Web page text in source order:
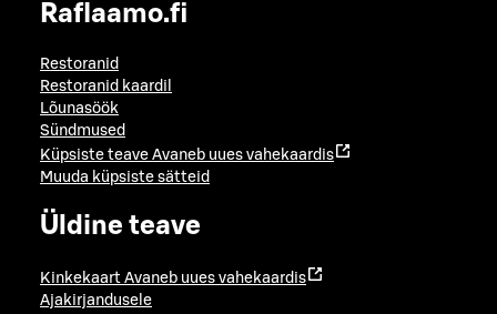
Raflaamo.fi
Restoranid
Restoranid kaardil
Lõunasöök
Sündmused
Küpsiste teave Avaneb uues vahekaardis
Muuda küpsiste sätteid
Üldine teave
Kinkekaart Avaneb uues vahekaardis
Ajakirjandusele